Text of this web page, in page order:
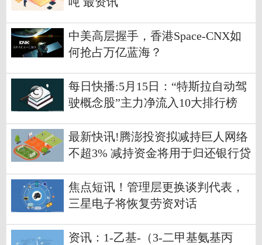
中美高层握手，香港Space-CNX如
何抢占万亿蓝海？
每日快播:5月15日：“特斯拉自动驾
驶概念股”主力净流入10大排行榜
最新快讯!腾澎投资拟减持巨人网络
不超3% 减持资金将用于归还银行贷
焦点短讯！管理层更换谈判代表，
三星电子将恢复劳资对话
资讯：1-乙基-（3-二甲基氨基丙